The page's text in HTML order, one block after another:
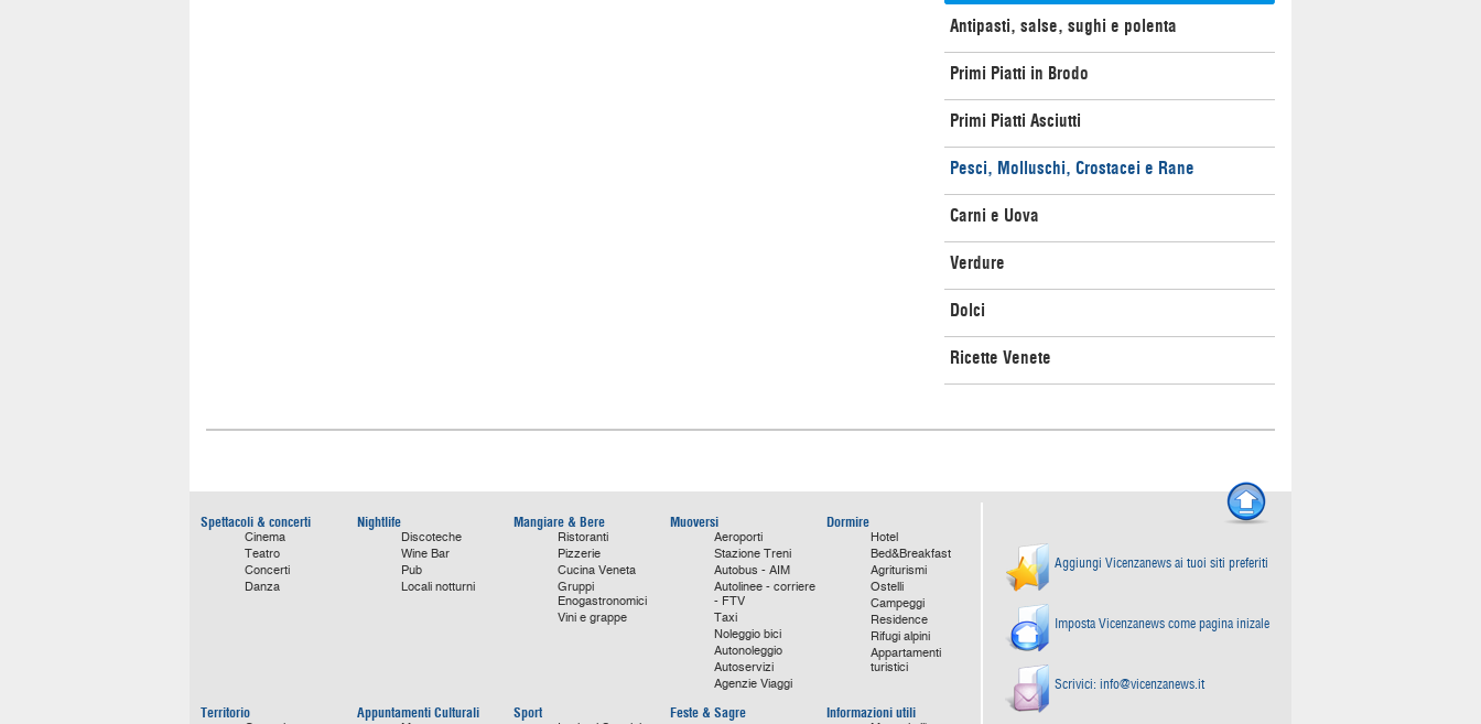
Antipasti, salse, sughi e polenta
Primi Piatti in Brodo
Primi Piatti Asciutti
Pesci, Molluschi, Crostacei e Rane
Carni e Uova
Verdure
Dolci
Ricette Venete
Spettacoli & concerti
Cinema
Teatro
Concerti
Danza
Nightlife
Discoteche
Wine Bar
Pub
Locali notturni
Mangiare & Bere
Ristoranti
Pizzerie
Cucina Veneta
Gruppi
Enogastronomici
Vini e grappe
Muoversi
Aeroporti
Stazione Treni
Autobus - AIM
Autolinee - corriere
- FTV
Taxi
Noleggio bici
Autonoleggio
Autoservizi
Agenzie Viaggi
Dormire
Hotel
Bed&Breakfast
Agriturismi
Ostelli
Campeggi
Residence
Rifugi alpini
Appartamenti
turistici
Territorio Appuntamenti Culturali Sport Feste & Sagre Informazioni utili
Aggiungi Vicenzanews ai tuoi siti preferiti
Imposta Vicenzanews come pagina inizale
Scrivici: info@vicenzanews.it